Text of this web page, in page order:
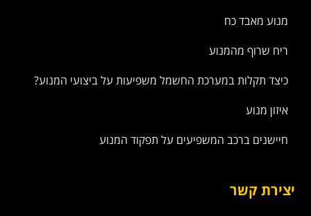
מנוע מאבד כח
ריח שרוף מהמנוע
כיצד תקלות במערכת החשמל משפיעות על ביצועי המנוע?
איזון מנוע
חיישנים ברכב המשפיעים על תפקוד המנוע
יצירת קשר